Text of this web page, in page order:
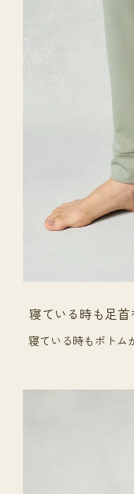
寝ている時も足首
寝ている時もボトム